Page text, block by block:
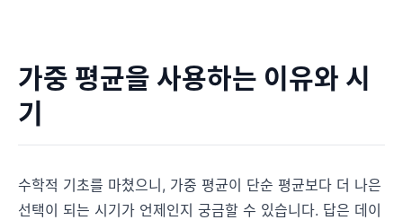
가중 평균을 사용하는 이유와 시
기
수학적 기초를 마쳤으니, 가중 평균이 단순 평균보다 더 나은
선택이 되는 시기가 언제인지 궁금할 수 있습니다. 답은 데이